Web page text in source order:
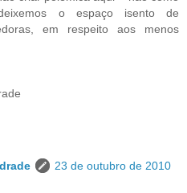
o espaço isento de
em respeito aos menos
23 de outubro de 2010